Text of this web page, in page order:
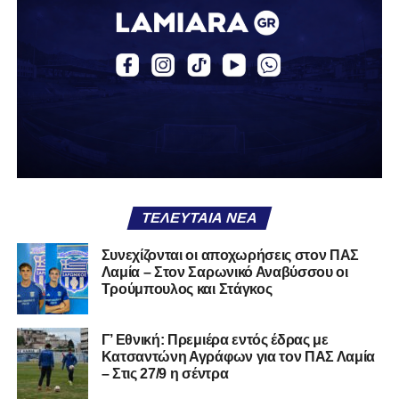
φαίνονται βρίσκεται σήμερα διάτρητη. Σαν ένα σακάκι
καλό που κάποτε φόρεσες σε επίσημες περιστάσεις τώρα
το κρατάς στη ντουλάπα, τσαλακωμένο, χωρίς να ξέρεις
αν πρέπει να το φορέσεις ξανά ή να το χαρίσεις. Η Λαμία
δείχνει να μην ξέρει τι θέλει να είναι. Και αυτό είναι πάντα
φίλαθλοι και περίγυρος, αντί για παράγοντες
Ασχολούνται περισσότερο με τις «χάρες» των άλλων
παρά με τις δικές τους αδυναμίες. Σαν να ψάχνεις
στον διπλανό το γιατί δεν βρέχει, ενώ κρατάς
ομπρέλα μέσα στο σαλόνι.
εμπειρίαανώτερων επιπέδων,δεν μπορεί να εκπέμπει
εικόνα ομάδας-θύματος.Δεν γίνεται να μιλά για «κέντρα
αποφάσεων» και «επιρροές» και «αδικίες».
ΤΕΛΕΥΤΑΊΑ ΝΈΑ
Συνεχίζονται οι αποχωρήσεις στον ΠΑΣ
Λαμία – Στον Σαρωνικό Αναβύσσου οι
Τρούμπουλος και Στάγκος
Γ’ Εθνική: Πρεμιέρα εντός έδρας με
Κατσαντώνη Αγράφων για τον ΠΑΣ Λαμία
– Στις 27/9 η σέντρα